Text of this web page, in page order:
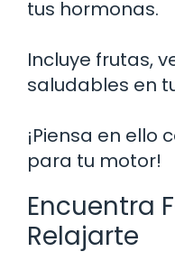
tus hormonas.
Incluye frutas,
saludables en
¡Piensa en ello
para tu motor!
Encuentra
Relajarte